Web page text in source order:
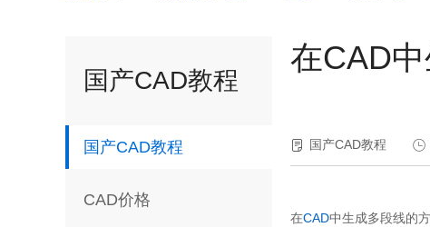
国产CAD教程
国产CAD教程
CAD价格
在CAD
国产CAD教程
在CAD中生成多段线的